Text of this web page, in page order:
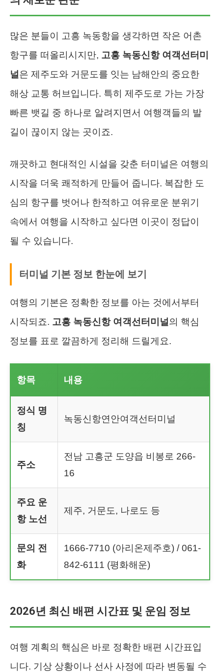
많은 분들이 고흥 녹동항을 생각하면 작은 어촌
항구를 떠올리시지만, 고흥 녹동신항 여객선터미
널 은 제주도와 거문도를 잇는 남해안의 중요한
해상 교통 허브입니다. 특히 제주도로 가는 가장
빠른 뱃길 중 하나로 알려지면서 여행객들의 발
길이 끊이지 않는 곳이죠.
깨끗하고 현대적인 시설을 갖춘 터미널은 여행의
시작을 더욱 쾌적하게 만들어 줍니다. 복잡한 도
심의 항구를 벗어나 한적하고 여유로운 분위기
속에서 여행을 시작하고 싶다면 이곳이 정답이
될 수 있습니다.
터미널 기본 정보 한눈에 보기
여행의 기본은 정확한 정보를 아는 것에서부터
시작되죠. 고흥 녹동신항 여객선터미널 의 핵심
정보를 표로 깔끔하게 정리해 드릴게요.
항목 내용
정식 명
칭
녹동신항연안여객선터미널
주소
전남 고흥군 도양읍 비봉로 266-
16
주요 운
항 노선
제주, 거문도, 나로도 등
문의 전
화
1666-7710 (아리온제주호) / 061-
842-6111 (평화해운)
2026년 최신 배편 시간표 및 운임 정보
여행 계획의 핵심은 바로 정확한 배편 시간표입
니다. 기상 상황이나 선사 사정에 따라 변동될 수